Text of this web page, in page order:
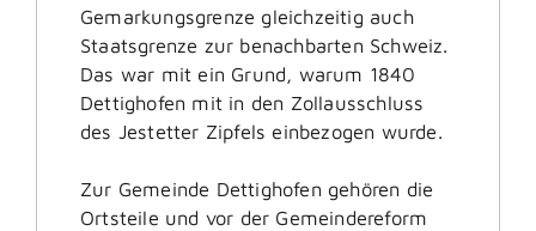
Gemarkungsgrenze gleichzeitig auch
Staatsgrenze zur benachbarten Schweiz.
Das war mit ein Grund, warum 1840
Dettighofen mit in den Zollausschluss
des Jestetter Zipfels einbezogen wurde.
Zur Gemeinde Dettighofen gehören die
Ortsteile und vor der Gemeindereform